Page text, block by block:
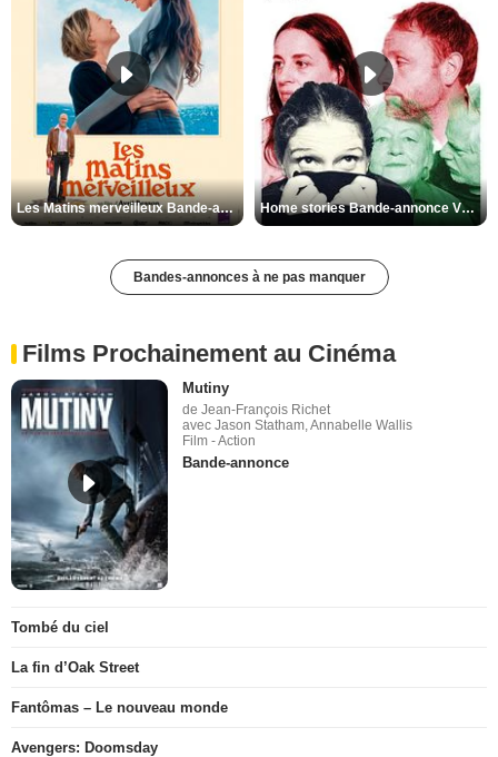
Les Matins merveilleux Bande-annonce VF Home stories Bande-annonce VO STFR
Bandes-annonces à ne pas manquer
Films Prochainement au Cinéma
Mutiny
de Jean-François Richet
avec Jason Statham, Annabelle Wallis
Film - Action
Bande-annonce
Tombé du ciel
La fin d’Oak Street
Fantômas – Le nouveau monde
Avengers: Doomsday